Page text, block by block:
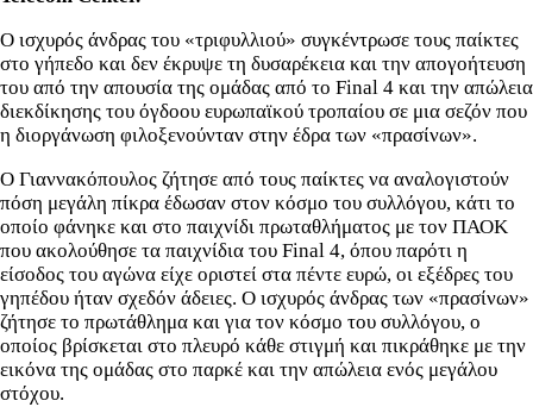
Ο ισχυρός άνδρας του «τριφυλλιού» συγκέντρωσε τους παίκτες
στο γήπεδο και δεν έκρυψε τη δυσαρέκεια και την απογοήτευση
του από την απουσία της ομάδας από το Final 4 και την απώλεια
διεκδίκησης του όγδοου ευρωπαϊκού τροπαίου σε μια σεζόν που
η διοργάνωση φιλοξενούνταν στην έδρα των «πρασίνων».
Ο Γιαννακόπουλος ζήτησε από τους παίκτες να αναλογιστούν
πόση μεγάλη πίκρα έδωσαν στον κόσμο του συλλόγου, κάτι το
οποίο φάνηκε και στο παιχνίδι πρωταθλήματος με τον ΠΑΟΚ
που ακολούθησε τα παιχνίδια του Final 4, όπου παρότι η
είσοδος του αγώνα είχε οριστεί στα πέντε ευρώ, οι εξέδρες του
γηπέδου ήταν σχεδόν άδειες. Ο ισχυρός άνδρας των «πρασίνων»
ζήτησε το πρωτάθλημα και για τον κόσμο του συλλόγου, ο
οποίος βρίσκεται στο πλευρό κάθε στιγμή και πικράθηκε με την
εικόνα της ομάδας στο παρκέ και την απώλεια ενός μεγάλου
στόχου.